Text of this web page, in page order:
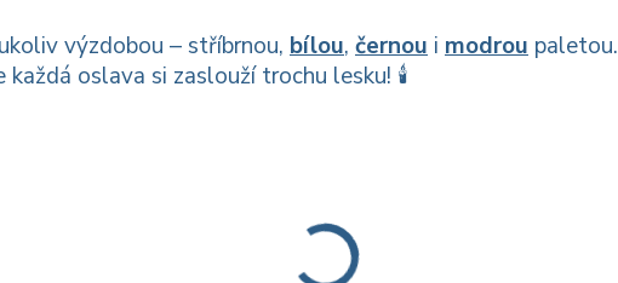
výzdobou – stříbrnou, bílou, černou i modrou paletou.
oslava si zaslouží trochu lesku! 🕯️